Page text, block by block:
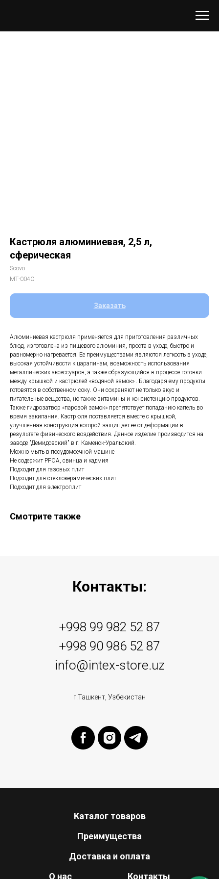
Кастрюля алюминиевая, 2,5 л,
сферическая
Scovo
МТ-004C
Заказать
Алюминиевая кастрюля применяется для приготовления различных
блюд, изготовлена из пищевого алюминия, проста в уходе, быстро и
равномерно нагревается. Ее преимуществами являются легкость в уходе,
высокая устойчивости к царапинам, возможность использования
металлических аксессуаров, а также образующийся в процессе готовки
между крышкой и кастрюлей «водяной замок» . Благодаря ему продукты
готовятся в собственном соку. Они сохраняют не только вкус и
питательные вещества, но также витамины и консистенцию продуктов.
Также гидрозатвор «паровой замок» препятствует попаданию капель во
время закипания. Кастрюля поставляется вместе с крышкой,
улучшенная конструкция которой защищает ее от деформации в
результате физического воздействия. Данное изделие производится на
заводе "Демидовский" в г. Каменск-Уральский.
Можно мыть в посудомоечной машине
Не содержит PFOA, свинца и кадмия
Подходит для газовых плит
Подходит для стеклокерамических плит
Подходит для электроплит
Смотрите также
Контакты:
+998 99 982 52 87
+998 90 986 52 87
info@intex-store.uz
г.Ташкент, Узбекистан
Каталог товаров
Преимущества
Доставка и оплата
О нас
Контакты